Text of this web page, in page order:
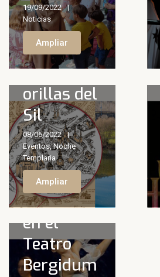
19/09/2022
Noticias
Ampliar
Ponsferrata
nuevo
espacio a
orillas del
Sil
08/06/2022
Eventos,Noche
Templaria
Ampliar
Programación
de enero
en el
Teatro
Bergidum